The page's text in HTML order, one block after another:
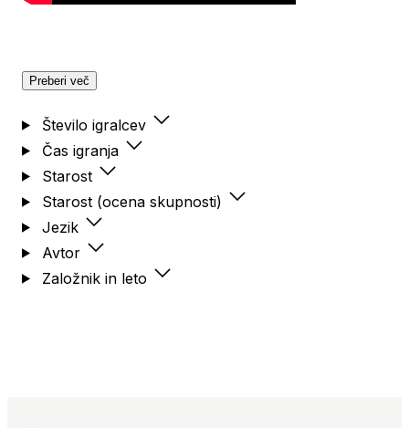
Preberi več
Število igralcev
Čas igranja
Starost
Starost (ocena skupnosti)
Jezik
Avtor
Založnik in leto